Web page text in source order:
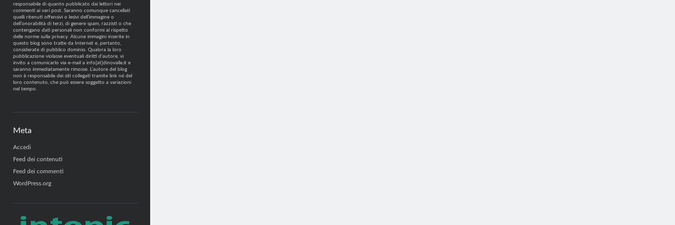
responsabile di quanto pubblicato dai lettori nei
commenti ai vari post. Saranno comunque cancellati
quelli ritenuti offensivi o lesivi dell’immagine o
dell’onorabilità di terzi, di genere spam, razzisti o che
contengano dati personali non conformi al rispetto
delle norme sulla privacy. Alcune immagini inserite in
questo blog sono tratte da Internet e, pertanto,
considerate di pubblico dominio. Qualora la loro
pubblicazione violasse eventuali diritti d’autore, vi
invito a comunicarlo via e-mail a info[at]dinovalle.it e
saranno immediatamente rimosse. L’autore del blog
non è responsabile dei siti collegati tramite link né del
loro contenuto, che può essere soggetto a variazioni
nel tempo.
Meta
Accedi
Feed dei contenuti
Feed dei commenti
WordPress.org